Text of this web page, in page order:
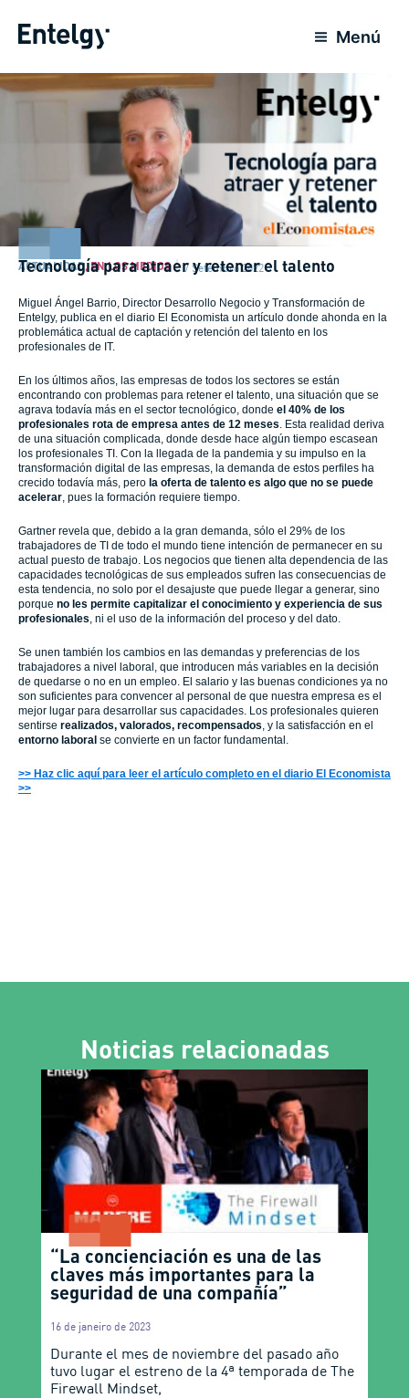
para
conteúdo
Menú
ACTUALIDAD,EN LOS MEDIOS 7 Setembro 2022
Tecnología para atraer y retener el talento
Miguel Ángel Barrio, Director Desarrollo Negocio y Transformación de
Entelgy, publica en el diario El Economista un artículo donde ahonda en la
problemática actual de captación y retención del talento en los
profesionales de IT.
En los últimos años, las empresas de todos los sectores se están
encontrando con problemas para retener el talento, una situación que se
agrava todavía más en el sector tecnológico, donde el 40% de los
profesionales rota de empresa antes de 12 meses. Esta realidad deriva
de una situación complicada, donde desde hace algún tiempo escasean
los profesionales TI. Con la llegada de la pandemia y su impulso en la
transformación digital de las empresas, la demanda de estos perfiles ha
crecido todavía más, pero la oferta de talento es algo que no se puede
acelerar, pues la formación requiere tiempo.
Gartner revela que, debido a la gran demanda, sólo el 29% de los
trabajadores de TI de todo el mundo tiene intención de permanecer en su
actual puesto de trabajo. Los negocios que tienen alta dependencia de las
capacidades tecnológicas de sus empleados sufren las consecuencias de
esta tendencia, no solo por el desajuste que puede llegar a generar, sino
porque no les permite capitalizar el conocimiento y experiencia de sus
profesionales, ni el uso de la información del proceso y del dato.
Se unen también los cambios en las demandas y preferencias de los
trabajadores a nivel laboral, que introducen más variables en la decisión
de quedarse o no en un empleo. El salario y las buenas condiciones ya no
son suficientes para convencer al personal de que nuestra empresa es el
mejor lugar para desarrollar sus capacidades. Los profesionales quieren
sentirse realizados, valorados, recompensados, y la satisfacción en el
entorno laboral se convierte en un factor fundamental.
>> Haz clic aquí para leer el artículo completo en el diario El Economista
>>
Noticias relacionadas
“La concienciación es una de las
claves más importantes para la
seguridad de una compañía”
16 de janeiro de 2023
Durante el mes de noviembre del pasado año
tuvo lugar el estreno de la 4ª temporada de The
Firewall Mindset,